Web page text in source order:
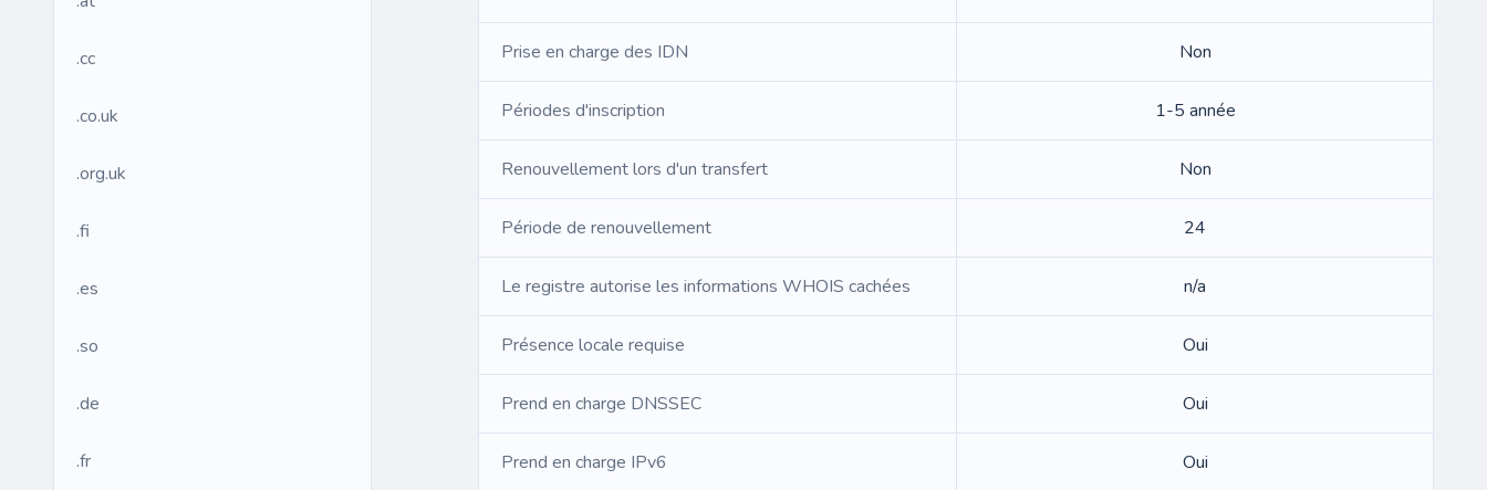
.cc
.co.uk
.org.uk
.fi
.es
.so
.de
.fr
Prise en charge des IDN Non
Périodes d'inscription 1-5 année
Renouvellement lors d'un transfert Non
Période de renouvellement 24
Le registre autorise les informations WHOIS cachées n/a
Présence locale requise Oui
Prend en charge DNSSEC Oui
Prend en charge IPv6 Oui